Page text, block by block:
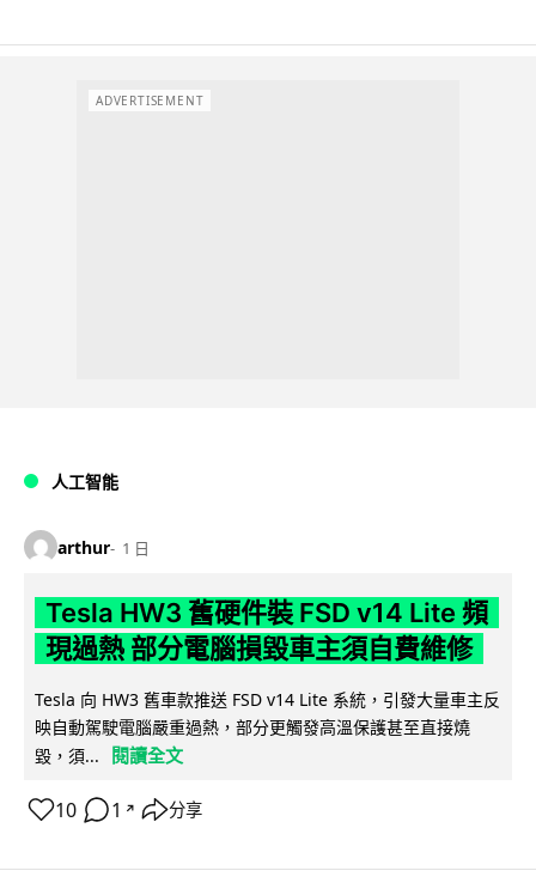
ADVERTISEMENT
人工智能
arthur 1 日
Tesla HW3 舊硬件裝 FSD v14 Lite 頻
現過熱 部分電腦損毀車主須自費維修
Tesla 向 HW3 舊車款推送 FSD v14 Lite 系統，引發大量車主反
映自動駕駛電腦嚴重過熱，部分更觸發高溫保護甚至直接燒
毀，須...
閱讀全文
10 1 ↗ 分享